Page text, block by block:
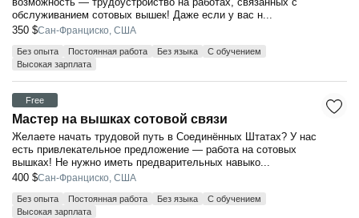
обслуживанием сотовых вышек! Даже если у вас н...
350 $Сан-Франциско, США
Без опыта Постоянная работа Без языка
С обучением
Высокая зарплата
Free
Мастер на вышках сотовой связи
Желаете начать трудовой путь в Соединённых Штатах? У нас
есть привлекательное предложение — работа на сотовых
вышках! Не нужно иметь предварительных навыко...
400 $Сан-Франциско, США
Без опыта Постоянная работа Без языка
С обучением
Высокая зарплата